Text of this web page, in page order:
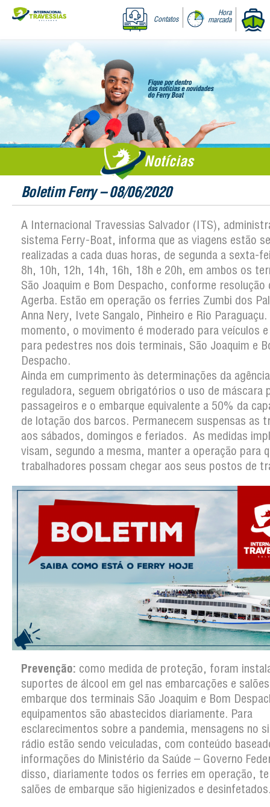
Contatos
Hora
marcada
Notícias
Boletim Ferry – 08/06/2020
A Internacional Travessias Salvador (ITS),
sistema Ferry-Boat, informa que as viagens estão
realizadas a cada duas horas, de segunda a sexta-
8h, 10h, 12h, 14h, 16h, 18h e 20h, em ambos os
São Joaquim e Bom Despacho, conforme resolução
Agerba. Estão em operação os ferries Zumbi dos
Anna Nery, Ivete Sangalo, Pinheiro e Rio
momento, o movimento é moderado para veículos
para pedestres nos dois terminais, São Joaquim e
Despacho.
Ainda em cumprimento às determinações da agência
reguladora, seguem obrigatórios o uso de máscara
passageiros e o embarque equivalente a 50% da
de lotação dos barcos. Permanecem suspensas as
aos sábados, domingos e feriados. As medidas
visam, segundo a mesma, manter a operação para
trabalhadores possam chegar aos seus postos de
Prevenção: como medida de proteção, foram
suportes de álcool em gel nas embarcações e
embarque dos terminais São Joaquim e Bom
equipamentos são abastecidos diariamente. Para
esclarecimentos sobre a pandemia, mensagens no
rádio estão sendo veiculadas, com conteúdo
informações do Ministério da Saúde – Governo
disso, diariamente todos os ferries em operação,
salões de embarque são higienizados e